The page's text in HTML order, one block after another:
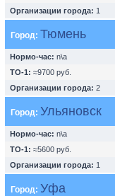
Организации города: 1
Город: Тюмень
Нормо-час: n\a
ТО-1: ≈9700 руб.
Организации города: 2
Город: Ульяновск
Нормо-час: n\a
ТО-1: ≈5600 руб.
Организации города: 1
Город: Уфа